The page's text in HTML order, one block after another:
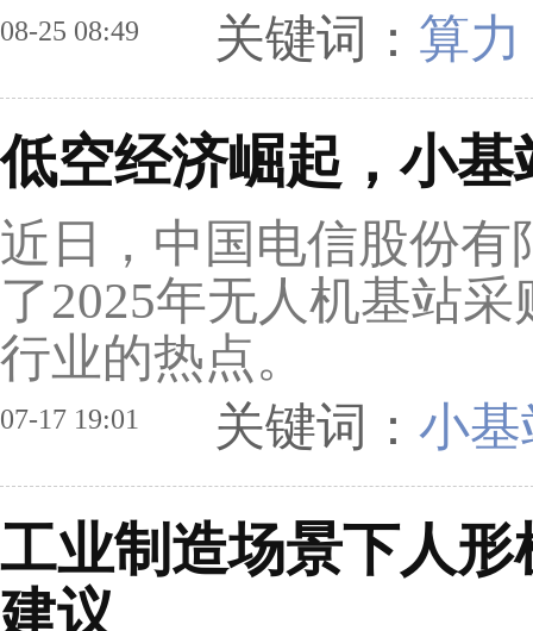
08-25 08:49 关键词： 算
低空经济崛起，小
近日，中国电信股份
了2025年无人机基站
行业的热点。
07-17 19:01 关键词： 小
工业制造场景下人
建议